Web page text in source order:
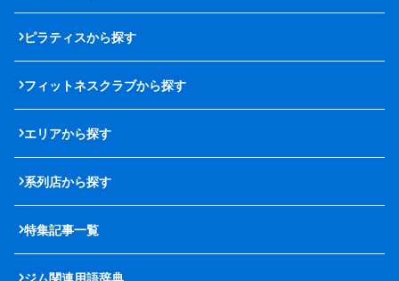
ピラティスから探す
フィットネスクラブから探す
エリアから探す
系列店から探す
特集記事一覧
ジム関連用語辞典